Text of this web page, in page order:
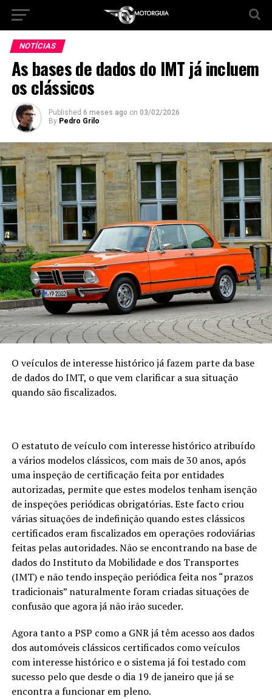
NOTÍCIAS
As bases de dados do IMT já incluem
os clássicos
Published 6 meses ago on 03/02/2026
By Pedro Grilo
O veículos de interesse histórico já fazem parte da base
de dados do IMT, o que vem clarificar a sua situação
quando são fiscalizados.
O estatuto de veículo com interesse histórico atribuído
a vários modelos clássicos, com mais de 30 anos, após
uma inspeção de certificação feita por entidades
autorizadas, permite que estes modelos tenham isenção
de inspeções periódicas obrigatórias. Este facto criou
várias situações de indefinição quando estes clássicos
certificados eram fiscalizados em operações rodoviárias
feitas pelas autoridades. Não se encontrando na base de
dados do Instituto da Mobilidade e dos Transportes
(IMT) e não tendo inspeção periódica feita nos “prazos
tradicionais” naturalmente foram criadas situações de
confusão que agora já não irão suceder.
Agora tanto a PSP como a GNR já têm acesso aos dados
dos automóveis clássicos certificados como veículos
com interesse histórico e o sistema já foi testado com
sucesso pelo que desde o dia 19 de janeiro que já se
encontra a funcionar em pleno.